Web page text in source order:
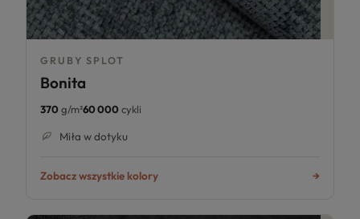
GRUBY SPLOT
Bonita
370g/m²60 000cykli
Miła w dotyku
Zobacz wszystkie kolory